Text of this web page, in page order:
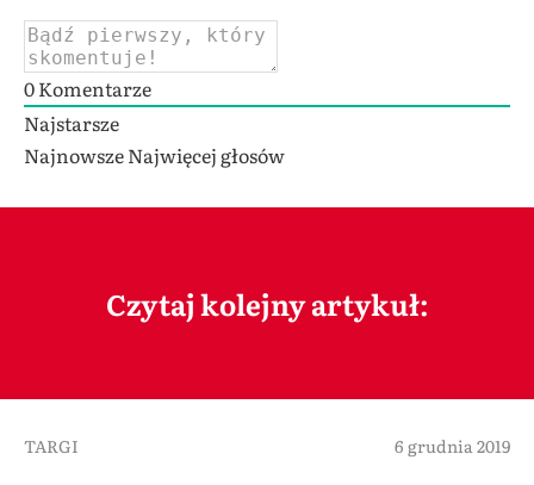
0Komentarze
Najstarsze
NajnowszeNajwięcej głosów
Czytaj kolejny artykuł:
TARGI 6 grudnia 2019